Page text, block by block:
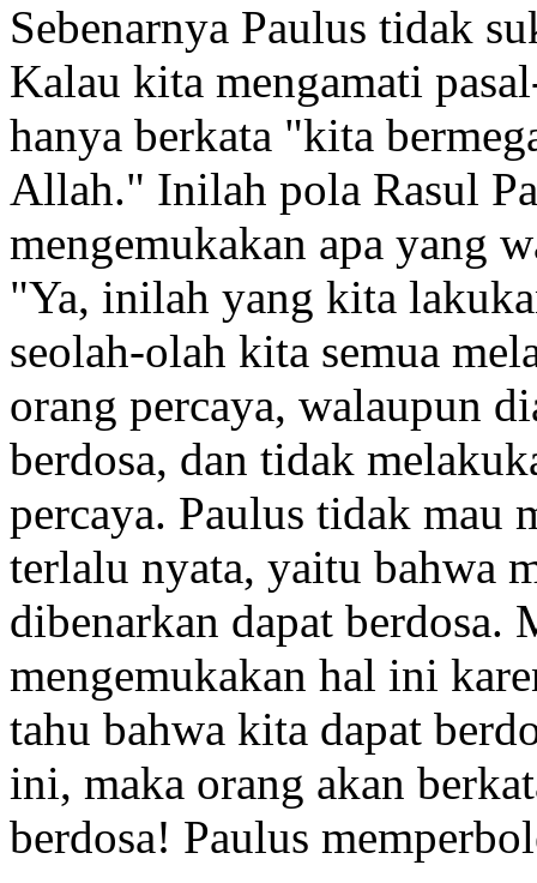
Sebenarnya Paulus tidak
Kalau kita mengamati
hanya berkata "kita
Allah." Inilah pola Rasul
mengemukakan apa yang
"Ya, inilah yang kita
seolah-olah kita semua
orang percaya, walaupun
berdosa, dan tidak
percaya. Paulus tidak mau
terlalu nyata, yaitu bahwa
dibenarkan dapat
mengemukakan hal ini
tahu bahwa kita dapat
ini, maka orang akan
berdosa! Paulus